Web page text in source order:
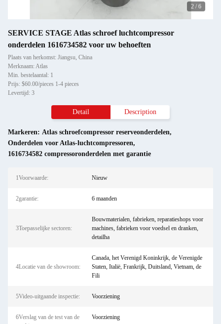
2 / 6
SERVICE STAGE Atlas schroef luchtcompressor
onderdelen 1616734582 voor uw behoeften
Plaats van herkomst: Jiangsu, China
Merknaam: Atlas
Min. bestelaantal: 1
Prijs: $60.00/pieces 1-4 pieces
Levertijd: 3
Detail Description
Markeren: Atlas schroefcompressor reserveonderdelen,
Onderdelen voor Atlas-luchtcompressoren,
1616734582 compressoronderdelen met garantie
1Voorwaarde: Nieuw
2garantie: 6 maanden
3Toepasselijke sectoren:
Bouwmaterialen, fabrieken, reparatieshops voor
machines, fabrieken voor voedsel en dranken,
detailha
4Locatie van de showroom:
Canada, het Verenigd Koninkrijk, de Verenigde
Staten, Italië, Frankrijk, Duitsland, Vietnam, de
Fili
5Video-uitgaande inspectie: Voorziening
6Verslag van de test van de
Voorziening